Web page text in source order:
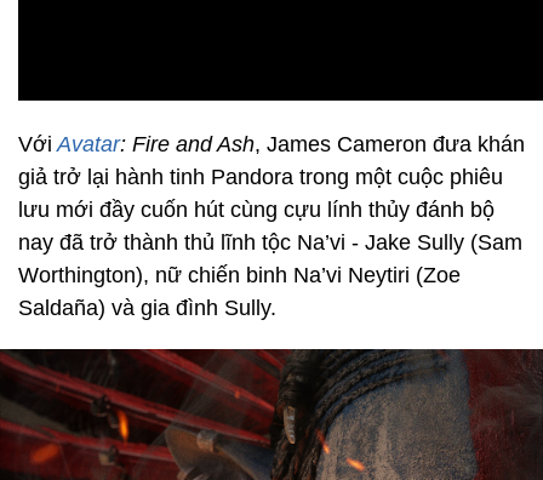
Với Avatar: Fire and Ash, James Cameron đưa khán
giả trở lại hành tinh Pandora trong một cuộc phiêu
lưu mới đầy cuốn hút cùng cựu lính thủy đánh bộ
nay đã trở thành thủ lĩnh tộc Na’vi - Jake Sully (Sam
Worthington), nữ chiến binh Na’vi Neytiri (Zoe
Saldaña) và gia đình Sully.